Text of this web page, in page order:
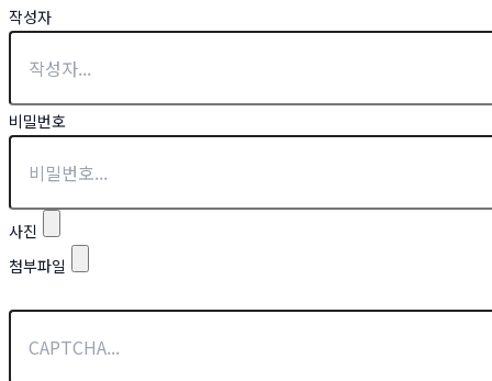
작성자
비밀번호
사진
첨부파일